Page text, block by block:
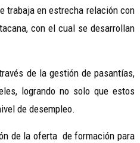
trabaja en estrecha relación con
con el cual se desarrollan
de la gestión de pasantías,
logrando no solo que estos
de desempleo.
de la oferta de formación para